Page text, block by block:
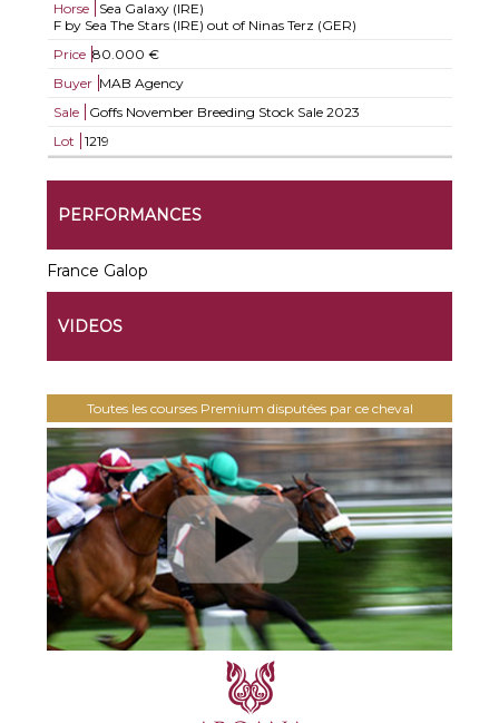
Horse
Sea Galaxy (IRE)
F by Sea The Stars (IRE) out of Ninas Terz (GER)
Price 80.000 €
Buyer MAB Agency
Sale
Goffs November Breeding Stock Sale 2023
Lot
1219
PERFORMANCES
France Galop
VIDEOS
Toutes les courses Premium disputées par ce cheval